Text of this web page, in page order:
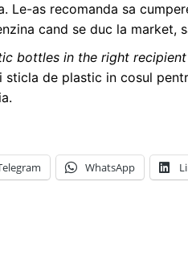
Le-as recomanda sa
cand se duc la market,
bottles in the right
de plastic in cosul
WhatsApp